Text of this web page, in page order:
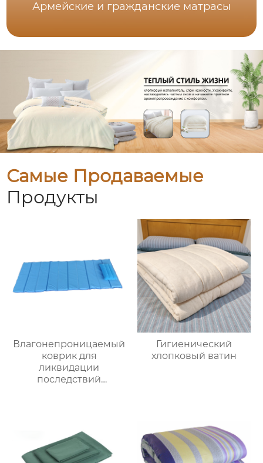
Армейские и гражданские матрасы
Самые Продаваемые
Продукты
Влагонепроницаемый
коврик для
ликвидации
последствий
Гигиенический
хлопковый ватин